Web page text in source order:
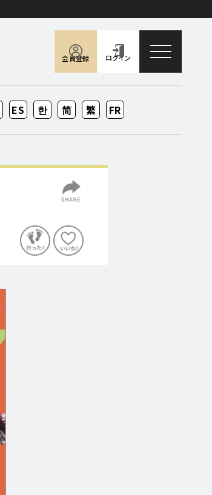
会員登録 ログイン toggle
ZH-
ZH-
FR
KO
ES